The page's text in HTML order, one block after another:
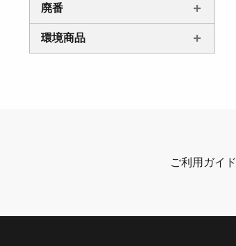
廃番
環境商品
ご利用ガイド